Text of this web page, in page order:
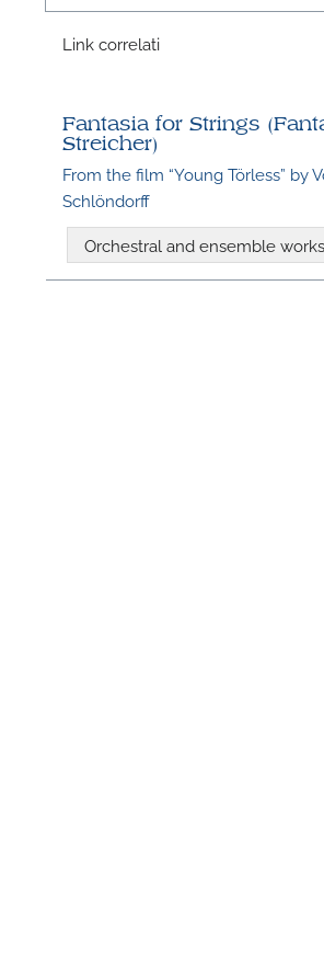
Link correlati
Fantasia for Strings
Streicher)
From the film “Young Törless” by
Schlöndorff
Orchestral and ensemble works